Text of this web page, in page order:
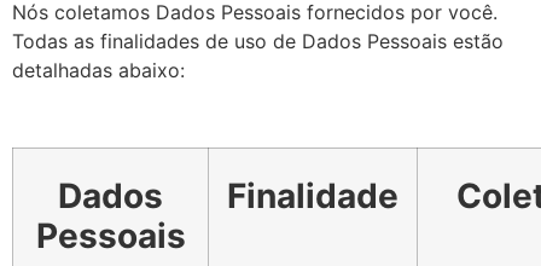
Nós coletamos Dados Pessoais fornecidos por você.
Todas as finalidades de uso de Dados Pessoais estão
detalhadas abaixo:
Dados
Pessoais
Finalidade